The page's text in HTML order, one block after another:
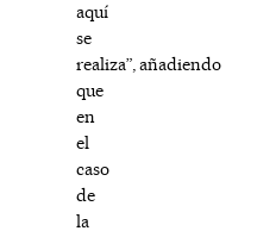
aquí
se
realiza”, añadiendo
que
en
el
caso
de
la